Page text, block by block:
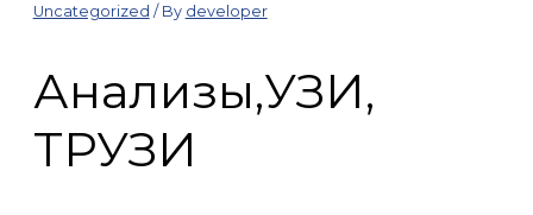
Uncategorized / By developer
Анализы,УЗИ,
ТРУЗИ